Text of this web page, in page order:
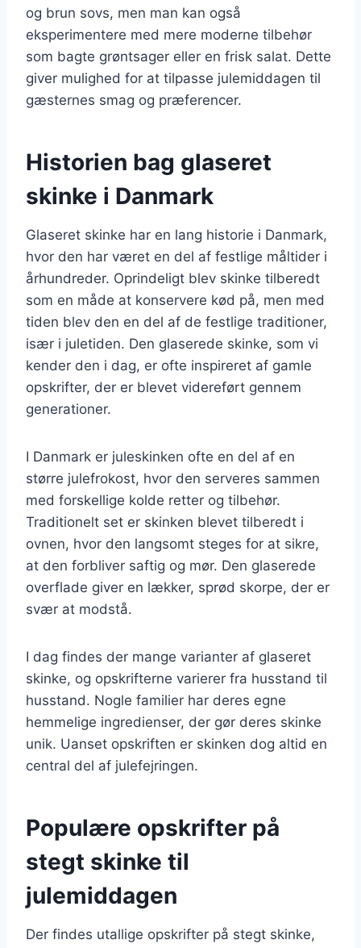
og brun sovs, men man kan også
eksperimentere med mere moderne tilbehør
som bagte grøntsager eller en frisk salat. Dette
giver mulighed for at tilpasse julemiddagen til
gæsternes smag og præferencer.
Historien bag glaseret
skinke i Danmark
Glaseret skinke har en lang historie i Danmark,
hvor den har været en del af festlige måltider i
århundreder. Oprindeligt blev skinke tilberedt
som en måde at konservere kød på, men med
tiden blev den en del af de festlige traditioner,
især i juletiden. Den glaserede skinke, som vi
kender den i dag, er ofte inspireret af gamle
opskrifter, der er blevet videreført gennem
generationer.
I Danmark er juleskinken ofte en del af en
større julefrokost, hvor den serveres sammen
med forskellige kolde retter og tilbehør.
Traditionelt set er skinken blevet tilberedt i
ovnen, hvor den langsomt steges for at sikre,
at den forbliver saftig og mør. Den glaserede
overflade giver en lækker, sprød skorpe, der er
svær at modstå.
I dag findes der mange varianter af glaseret
skinke, og opskrifterne varierer fra husstand til
husstand. Nogle familier har deres egne
hemmelige ingredienser, der gør deres skinke
unik. Uanset opskriften er skinken dog altid en
central del af julefejringen.
Populære opskrifter på
stegt skinke til
julemiddagen
Der findes utallige opskrifter på stegt skinke,